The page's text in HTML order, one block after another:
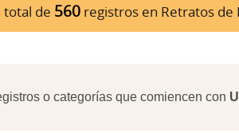
total de 560 registros en Retratos de
o categorías que comiencen con U